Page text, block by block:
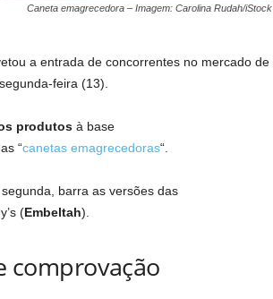
Caneta emagrecedora – Imagem: Carolina Rudah/iStock
a entrada de concorrentes no mercado de
feira (13).
produtosà base
“canetas emagrecedoras“.
barra as versões das
(Embeltah).
comprovação